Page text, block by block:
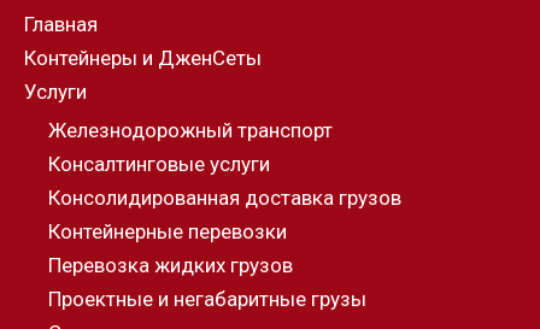
Главная
Контейнеры и ДженСеты
Услуги
Железнодорожный транспорт
Консалтинговые услуги
Консолидированная доставка грузов
Контейнерные перевозки
Перевозка жидких грузов
Проектные и негабаритные грузы